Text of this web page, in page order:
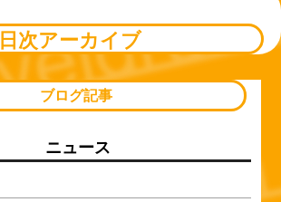
日次アーカイブ
ブログ記事
ニュース